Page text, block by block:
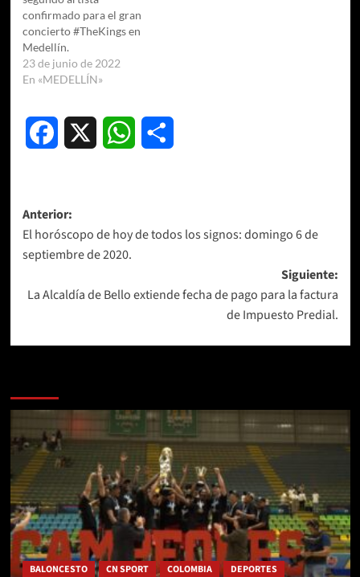
confirmado para el gran
concierto #TheKings en
Medellín.
23 de junio de 2022
En «MEDELLÍN»
Facebook WhatsApp
Navegación
de
entradas
Anterior:
El horóscopo de hoy de todos los signos: domingo 6 de
septiembre de 2020.
Siguiente:
La Alcaldía de Bello extiende fecha de pago para la factura
de Impuesto Predial.
BALONCESTO CN SPORT COLOMBIA
DEPORTES